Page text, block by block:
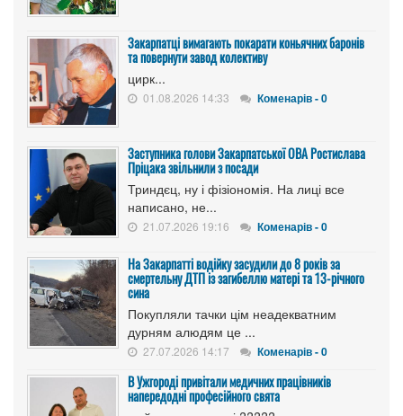
Закарпатці вимагають покарати коньячних баронів
та повернути завод колективу
цирк...
01.08.2026 14:33 Коменарів - 0
Заступника голови Закарпатської ОВА Ростислава
Пріцака звільнили з посади
Триндєц, ну і фізіономія. На лиці все
написано, не...
21.07.2026 19:16 Коменарів - 0
На Закарпатті водійку засудили до 8 років за
смертельну ДТП із загибеллю матері та 13-річного
сина
Покупляли тачки цім неадекватним
дурням алюдям це ...
27.07.2026 14:17 Коменарів - 0
В Ужгороді привітали медичних працівників
напередодні професійного свята